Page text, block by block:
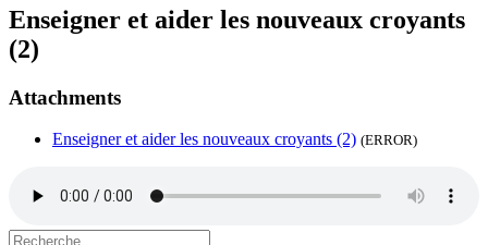
Enseigner et aider les nouveaux croyants
(2)
Attachments
Enseigner et aider les nouveaux croyants (2) (ERROR)
Search